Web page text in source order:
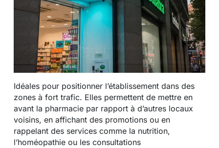
Idéales pour positionner l’établissement dans des
zones à fort trafic. Elles permettent de mettre en
avant la pharmacie par rapport à d’autres locaux
voisins, en affichant des promotions ou en
rappelant des services comme la nutrition,
l’homéopathie ou les consultations